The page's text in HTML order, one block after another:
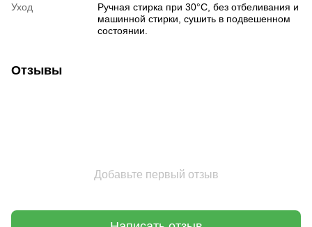
Уход
Ручная стирка при 30°C, без отбеливания и
машинной стирки, сушить в подвешенном
состоянии.
Отзывы
Добавьте первый отзыв